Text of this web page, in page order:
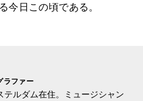
今日この頃である。
ラファー
テルダム在住。ミュージシャン